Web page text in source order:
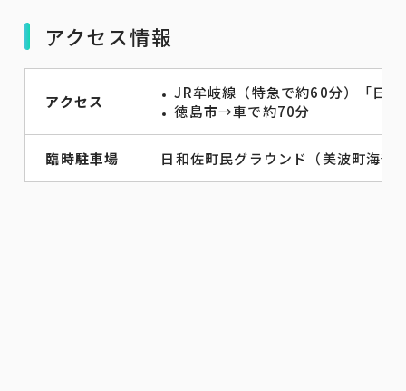
アクセス情報
アクセス
JR牟岐線（特急で約60分）「日
徳島市→車で約70分
臨時駐車場 日和佐町民グラウンド（美波町海